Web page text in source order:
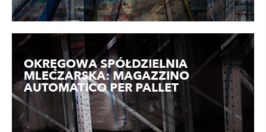
OKRĘGOWA SPÓŁDZIELNIA
MLECZARSKA: MAGAZZINO
AUTOMATICO PER PALLET